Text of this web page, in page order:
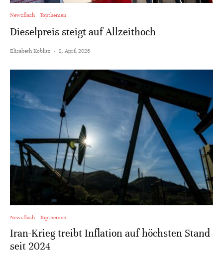
Newsflash Topthemen
Dieselpreis steigt auf Allzeithoch
Elisabeth Koblitz · 2. April 2026
Newsflash Topthemen
Iran-Krieg treibt Inflation auf höchsten Stand
seit 2024